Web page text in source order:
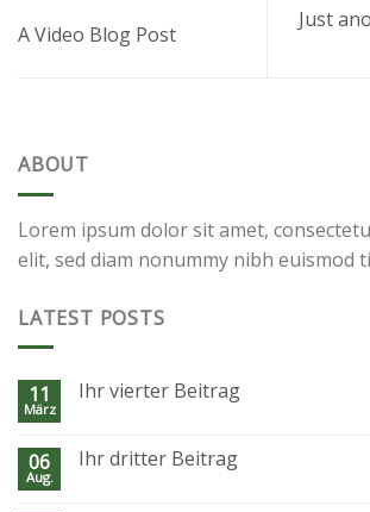
A Video Blog Post
Just
ABOUT
Lorem ipsum dolor sit amet,
elit, sed diam nonummy nibh euismod
LATEST POSTS
11
März
Ihr vierter Beitrag
06
Aug.
Ihr dritter Beitrag